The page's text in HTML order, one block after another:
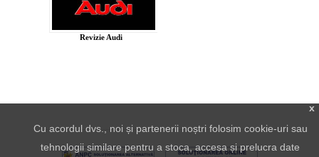
Revizie Audi
x
Cu acordul dvs., noi și partenerii noștri folosim cookie-uri sau
tehnologii similare pentru a stoca, accesa și prelucra date